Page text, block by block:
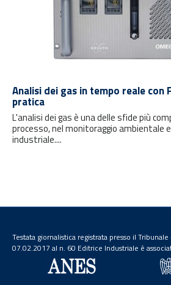
Analisi dei gas in tempo reale con
pratica
L'analisi dei gas è una delle sfide più
processo, nel monitoraggio ambientale
industriale....
Testata giornalistica registrata presso il
07.02.2017 al n. 60 Editrice Industriale è